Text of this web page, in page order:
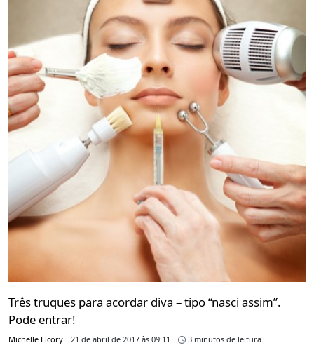
Três truques para acordar diva – tipo “nasci assim”.
Pode entrar!
Michelle Licory 21 de abril de 2017 às 09:11 3 minutos de leitura